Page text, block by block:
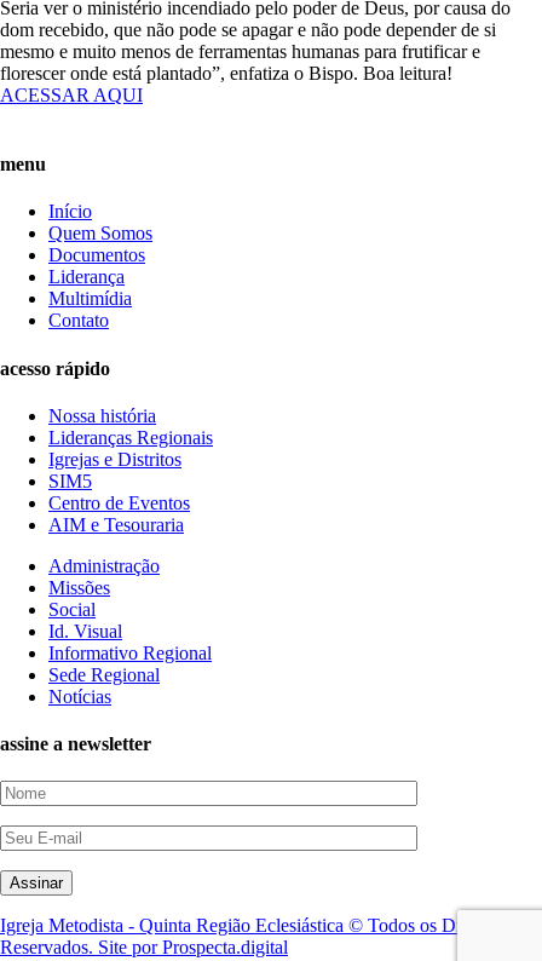
Seria ver o ministério incendiado pelo poder de Deus, por causa do
dom recebido, que não pode se apagar e não pode depender de si
mesmo e muito menos de ferramentas humanas para frutificar e
florescer onde está plantado”, enfatiza o Bispo. Boa leitura!
ACESSAR AQUI
menu
Início
Quem Somos
Documentos
Liderança
Multimídia
Contato
acesso rápido
Nossa história
Lideranças Regionais
Igrejas e Distritos
SIM5
Centro de Eventos
AIM e Tesouraria
Administração
Missões
Social
Id. Visual
Informativo Regional
Sede Regional
Notícias
assine a newsletter
Igreja Metodista - Quinta Região Eclesiástica © Todos os Direitos
Reservados. Site por Prospecta.digital